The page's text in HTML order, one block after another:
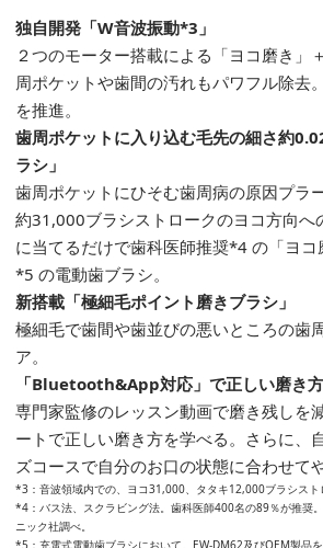
独自開発「W音波振動*3」
２つのモーター搭載による「ヨコ磨き」
周ポケットや歯間の汚れもパワフル除去
を推進。
歯周ポケットに入り込む毛先の細さ約
ラシ」
歯周ポケットにひそむ歯周病の原因プラ
約31,000ブラシストロークのヨコ方向へ
に当てるだけで歯科医師推奨*4 の「ヨ
*5 の電動歯ブラシ。
新搭載「極細毛ポイント磨きブラシ」
極細毛で歯間や歯並びの悪いところの歯
ア。
「Bluetooth&App対応」で正しい磨き
専門家監修のレッスン動画で磨き残しを
ートで正しい磨き方を学べる。さらに、
ズコースで自分のお口の状態に合わせて
*3：音波領域内での、ヨコ31,000、タタキ12,000ブラシスト
*4：バス法、スクラビング法。歯科医師400名の89％が推奨
ニック社調べ。
*5：充電式電動歯ブラシにおいて。EW-DM62及びOEM製品